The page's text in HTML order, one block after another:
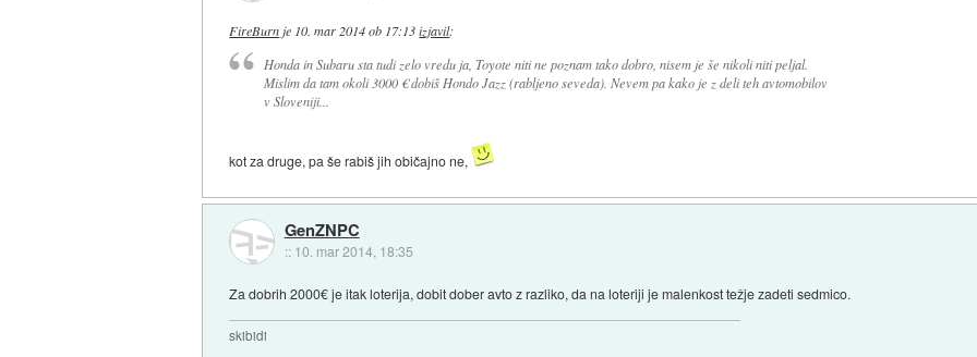
FireBurnje 10. mar 2014 ob 17:13 izjavil:
Honda in Subaru sta tudi zelo vredu ja, Toyote niti ne poznam tako dobro, nisem je še nikoli niti peljal.
Mislim da tam okoli 3000 € dobiš Hondo Jazz (rabljeno seveda). Nevem pa kako je z deli teh avtomobilov
v Sloveniji...
kot za druge, pa še rabiš jih običajno ne,
GenZNPC
:: 10. mar 2014, 18:35
Za dobrih 2000€ je itak loterija, dobit dober avto z razliko, da na loteriji je malenkost težje zadeti sedmico.
skibidi